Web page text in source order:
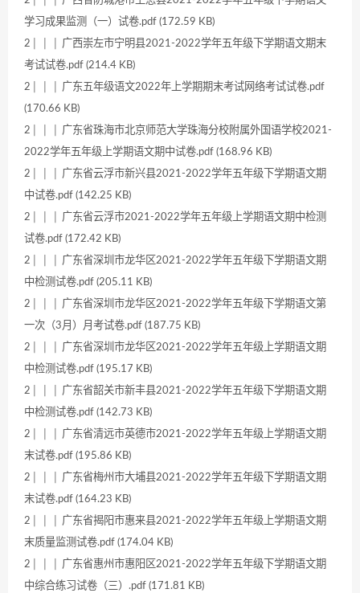
学习成果监测（一）试卷.pdf (172.59 KB)
2│ │ │ 广西崇左市宁明县2021-2022学年五年级下学期语文期末
考试试卷.pdf (214.4 KB)
2│ │ │ 广东五年级语文2022年上学期期末考试网络考试试卷.pdf
(170.66 KB)
2│ │ │ 广东省珠海市北京师范大学珠海分校附属外国语学校2021-
2022学年五年级上学期语文期中试卷.pdf (168.96 KB)
2│ │ │ 广东省云浮市新兴县2021-2022学年五年级下学期语文期
中试卷.pdf (142.25 KB)
2│ │ │ 广东省云浮市2021-2022学年五年级上学期语文期中检测
试卷.pdf (172.42 KB)
2│ │ │ 广东省深圳市龙华区2021-2022学年五年级下学期语文期
中检测试卷.pdf (205.11 KB)
2│ │ │ 广东省深圳市龙华区2021-2022学年五年级下学期语文第
一次（3月）月考试卷.pdf (187.75 KB)
2│ │ │ 广东省深圳市龙华区2021-2022学年五年级上学期语文期
中检测试卷.pdf (195.17 KB)
2│ │ │ 广东省韶关市新丰县2021-2022学年五年级下学期语文期
中检测试卷.pdf (142.73 KB)
2│ │ │ 广东省清远市英德市2021-2022学年五年级上学期语文期
末试卷.pdf (195.86 KB)
2│ │ │ 广东省梅州市大埔县2021-2022学年五年级下学期语文期
末试卷.pdf (164.23 KB)
2│ │ │ 广东省揭阳市惠来县2021-2022学年五年级上学期语文期
末质量监测试卷.pdf (174.04 KB)
2│ │ │ 广东省惠州市惠阳区2021-2022学年五年级下学期语文期
中综合练习试卷（三）.pdf (171.81 KB)